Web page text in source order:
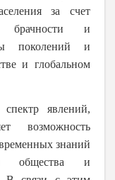
за счет
брачности и
поколений и
и глобальном
явлений,
возможность
знаний
общества и